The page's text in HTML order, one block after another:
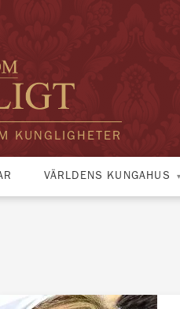
KUNGLIGHETER
VÄRLDENS KUNGAHUS